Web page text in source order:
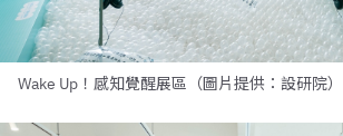
Wake Up！感知覺醒展區（圖片提供：設研院）